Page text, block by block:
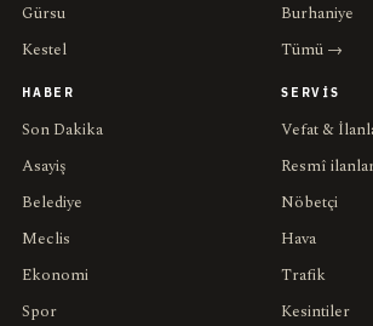
Gürsu
Kestel
Burhaniye
Tümü →
HABER
Son Dakika
Asayiş
Belediye
Meclis
Ekonomi
Spor
SERVIS
Vefat &
Resmî
Nöbetçi
Hava
Trafik
Kesintiler